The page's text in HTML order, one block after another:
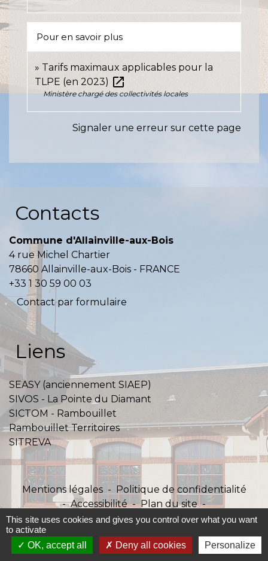
Pour en savoir plus
Tarifs maximaux applicables pour la
TLPE (en 2023) open_in_new
Ministère chargé des collectivités locales
Signaler une erreur sur cette page
Contacts
Commune d'Allainville-aux-Bois
4 rue Michel Chartier
78660 Allainville-aux-Bois - FRANCE
+33 1 30 59 00 03
Contact par formulaire
Liens
SEASY (anciennement SIAEP)
SIVOS - La Pointe du Diamant
SICTOM - Rambouillet
Rambouillet Territoires
SITREVA
Mentions légales -
Politique de confidentialité
- Accessibilité - Plan du site -
Gestion des cookies
Site créé en partenariat avec Réseau des Communes
This site uses cookies and gives you control over what you want
to activate
OK, accept all
Deny all cookies Personalize